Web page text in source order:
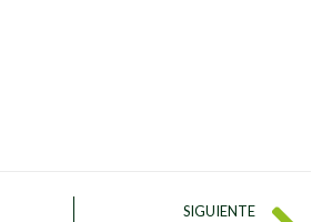
SIGUIENTE